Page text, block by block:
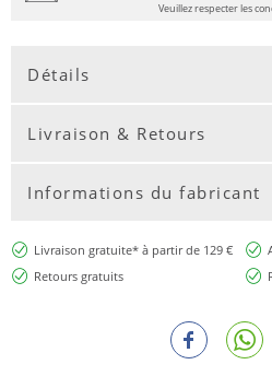
Veuillez respecter les
Détails
Livraison & Retours
Informations du fabricant
Livraison gratuite* à partir de 129 €
Retours gratuits